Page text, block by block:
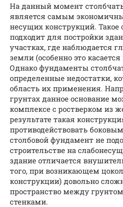
На данный момент
является самым
несущих конструкций. Такое
подходит для постройки
участках, где наблюдается
земли (особенно это
Однако фундаменты
определенные недостатки,
область их применения.
грунтах данное основание
комплексе с ростверком из
результате такая
противодействовать
столбовой фундамент не
строительстве на
здание отличается
того, при возникающем
конструкции) довольно
пространство между
стенками.